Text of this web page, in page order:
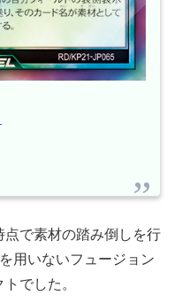
で素材の踏み倒しを行
用いないフュージョン
でした。